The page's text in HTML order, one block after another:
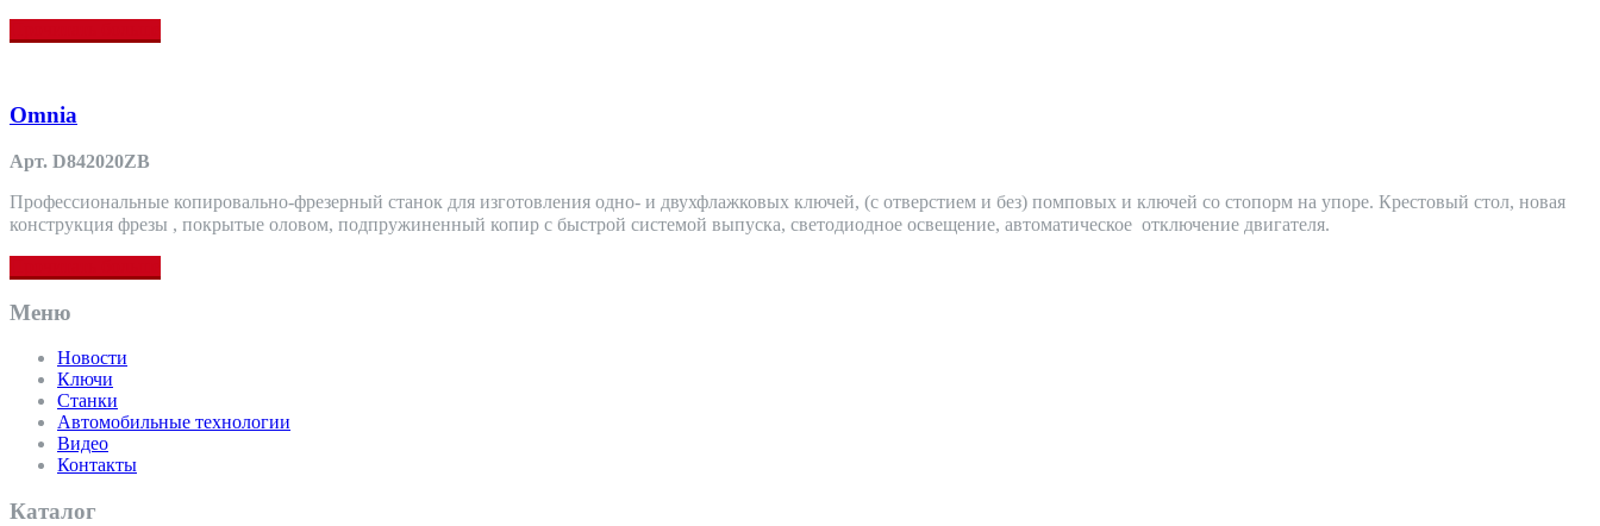
Omnia
Арт. D842020ZB
Профессиональные копировально-фрезерный станок для изготовления одно- и двухфлажковых ключей, (c отверстием и без) помповых и ключей со стопорм на упоре. Крестовый стол, новая
конструкция фрезы , покрытые оловом, подпружиненный копир с быстрой системой выпуска, светодиодное освещение, автоматическое отключение двигателя.
Меню
Новости
Ключи
Станки
Автомобильные технологии
Видео
Контакты
Каталог